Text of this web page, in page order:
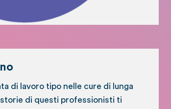
di lavoro tipo nelle cure di lunga
di questi professionisti ti